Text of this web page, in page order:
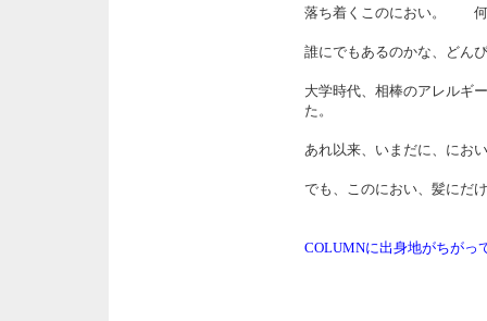
落ち着くこのにおい。 何
誰にでもあるのかな、どん
大学時代、相棒のアレルギ
た。
あれ以来、いまだに、にお
でも、このにおい、髪にだ
COLUMNに出身地がちがっ